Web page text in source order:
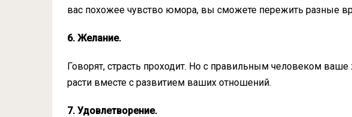
вас похожее чувство юмора, вы сможете пережить разные
6. Желание.
Говорят, страсть проходит. Но с правильным человеком ваше
расти вместе с развитием ваших отношений.
7. Удовлетворение.